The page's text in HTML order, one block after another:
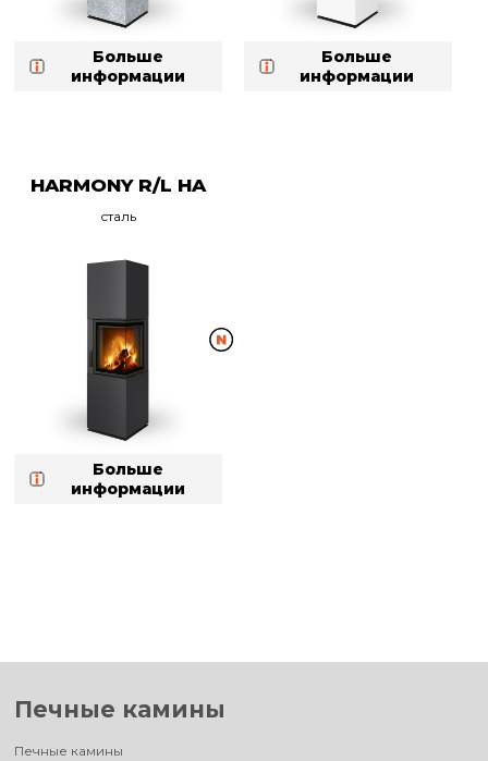
Больше
информации
Больше
информации
HARMONY R/L HA
сталь
Больше
информации
Печные камины
Печные камины